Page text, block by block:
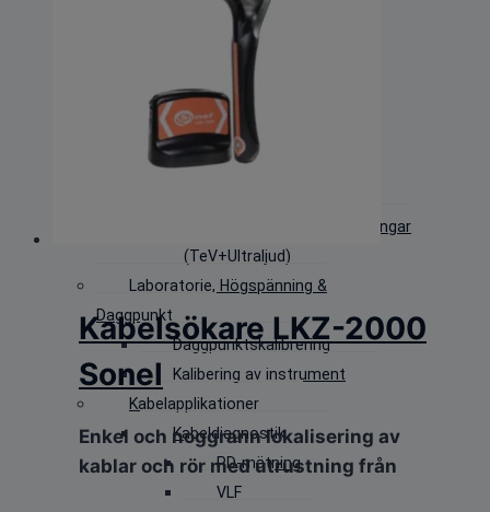
Avancerade
Värmekameror
värmekameror
PD-mätning
IR-Kameror
Handhållna PD utrustningar
(TeV+Ultraljud)
Laboratorie, Högspänning &
Daggpunkt
Daggpunktskalibrering
Kalibering av instrument
Kabelapplikationer
Kabeldiagnostik
PD-mätning
VLF
Kabelsökare LKZ-2000
Sonel
Enkel och noggrann lokalisering av
kablar och rör med utrustning från